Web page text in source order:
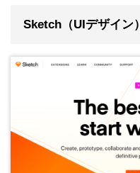
Sketch（UIデザイン）